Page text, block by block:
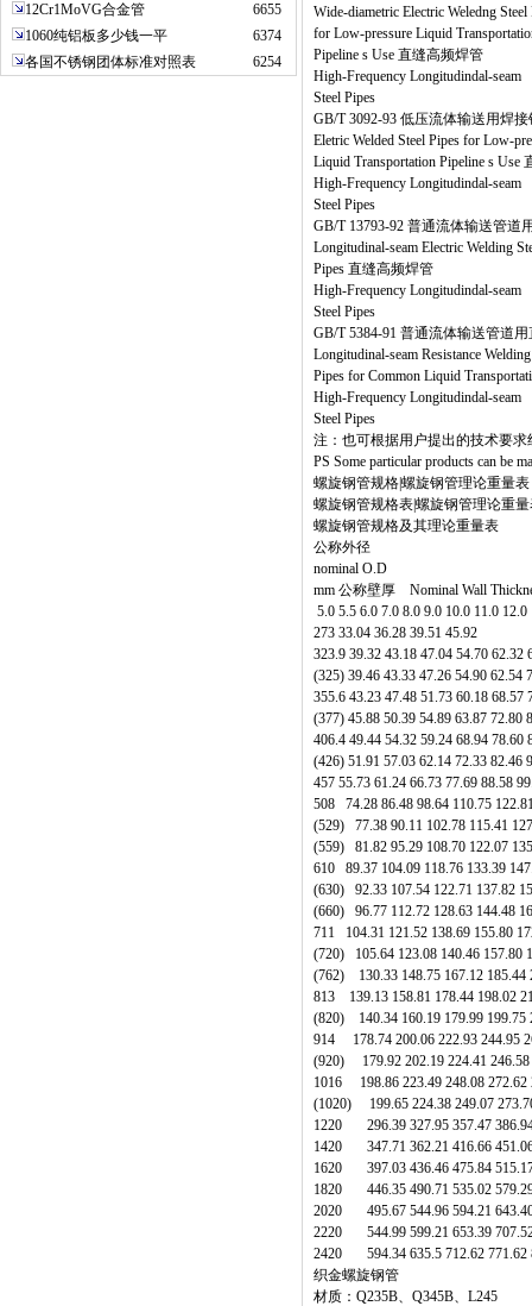
12Cr1MoVG合金管
6655
1060纯铝板多少钱一平
6374
各国不锈钢团体标准对照表
6254
Wide-diametric Electric Weledng Steel
for Low-pressure Liquid
Pipeline s Use 直缝高频焊管
High-Frequency Longitudindal-seam
Steel Pipes
GB/T 3092-93 低压流体输送用焊接
Eletric Welded Steel Pipes for Low-
Liquid Transportation Pipeline s Use
High-Frequency Longitudindal-seam
Steel Pipes
GB/T 13793-92 普通流体输送管道
Longitudinal-seam Electric Welding
Pipes 直缝高频焊管
High-Frequency Longitudindal-seam
Steel Pipes
GB/T 5384-91 普通流体输送管道
Longitudinal-seam Resistance
Pipes for Common Liquid
High-Frequency Longitudindal-seam
Steel Pipes
注：也可根据用户提出的技术要求
PS Some particular products can be
螺旋钢管规格|螺旋钢管理论重量表
螺旋钢管规格表|螺旋钢管理论重
螺旋钢管规格及其理论重量表
公称外径
nominal O.D
mm 公称壁厚 Nominal Wall
5.0 5.5 6.0 7.0 8.0 9.0 10.0 11.0
273 33.04 36.28 39.51 45.92
323.9 39.32 43.18 47.04 54.70
(325) 39.46 43.33 47.26 54.90
355.6 43.23 47.48 51.73 60.18
(377) 45.88 50.39 54.89 63.87
406.4 49.44 54.32 59.24 68.94
(426) 51.91 57.03 62.14 72.33
457 55.73 61.24 66.73 77.69 88.58
508 74.28 86.48 98.64 110.75
(529) 77.38 90.11 102.78 115.41
(559) 81.82 95.29 108.70 122.07
610 89.37 104.09 118.76 133.39
(630) 92.33 107.54 122.71 137.82
(660) 96.77 112.72 128.63 144.48
711 104.31 121.52 138.69 155.80
(720) 105.64 123.08 140.46
(762) 130.33 148.75 167.12
813 139.13 158.81 178.44 198.02
(820) 140.34 160.19 179.99 199.75
914 178.74 200.06 222.93 244.95
(920) 179.92 202.19 224.41 246.58
1016 198.86 223.49 248.08 272.62
(1020) 199.65 224.38 249.07
1220 296.39 327.95 357.47 386.94
1420 347.71 362.21 416.66 451.06
1620 397.03 436.46 475.84 515.17
1820 446.35 490.71 535.02 579.29
2020 495.67 544.96 594.21 643.40
2220 544.99 599.21 653.39 707.52
2420 594.34 635.5 712.62 771.62
织金螺旋钢管
材质：Q235B、Q345B、L245